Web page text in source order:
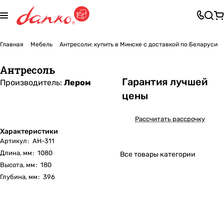
Главная Мебель Антресоли: купить в Минске с доставкой по Беларуси
Антресоль
Производитель: Лером
Характеристики
Артикул: АН-311
Длина, мм: 1080
Высота, мм: 180
Глубина, мм: 396
Гарантия лучшей
цены
Рассчитать рассрочку
Все товары категории